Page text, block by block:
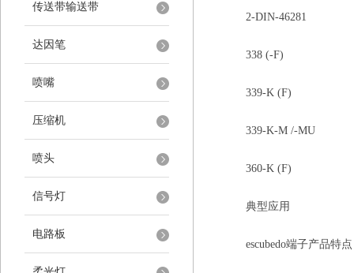
传送带输送带
达因笔
喷嘴
压缩机
喷头
信号灯
电路板
2-DIN-46281
338 (-F)
339-K (F)
339-K-M /-MU
360-K (F)
典型应用
escubedo端子产品特点